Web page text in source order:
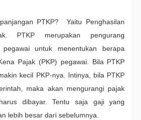
PTKP? Yaitu Penghasilan
PTKP merupakan pengurang
pegawai untuk menentukan berapa
Pajak (PKP) pegawai. Bila PTKP
kecil PKP-nya. Intinya, bila PTKP
maka akan mengurangi pajak
dibayar. Tentu saja gaji yang
lebih besar dari sebelumnya.